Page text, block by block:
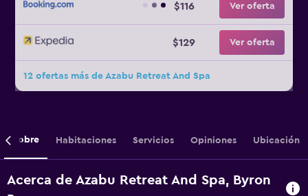
$116 Ver oferta
$129 Ver oferta
12 ofertas más de Azabu Retreat And Spa
Sobre Habitaciones Servicios Opiniones Ubicación
Acerca de Azabu Retreat And Spa, Byron